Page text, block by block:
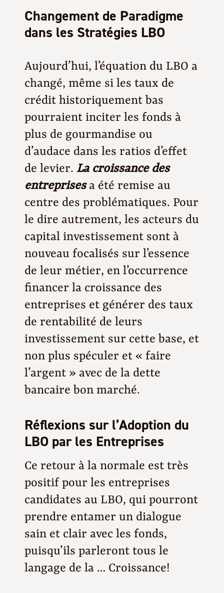
Changement de Paradigme
dans les Stratégies LBO
Aujourd’hui, l’équation du LBO a
changé, même si les taux de
crédit historiquement bas
pourraient inciter les fonds à
plus de gourmandise ou
d’audace dans les ratios d’effet
de levier. La croissance des
entreprisesa été remise au
centre des problématiques. Pour
le dire autrement, les acteurs du
capital investissement sont à
nouveau focalisés sur l’essence
de leur métier, en l’occurrence
financer la croissance des
entreprises et générer des taux
de rentabilité de leurs
investissement sur cette base, et
non plus spéculer et « faire
l’argent » avec de la dette
bancaire bon marché.
Réflexions sur l’Adoption du
LBO par les Entreprises
Ce retour à la normale est très
positif pour les entreprises
candidates au LBO, qui pourront
prendre entamer un dialogue
sain et clair avec les fonds,
puisqu’ils parleront tous le
langage de la … Croissance!